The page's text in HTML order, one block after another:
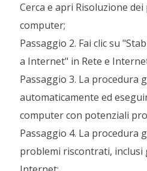
Cerca e apri Risoluzione
computer;
Passaggio 2. Fai clic su
a Internet" in Rete e
Passaggio 3. La procedura
automaticamente ed
computer con potenziali
Passaggio 4. La procedura
problemi riscontrati,